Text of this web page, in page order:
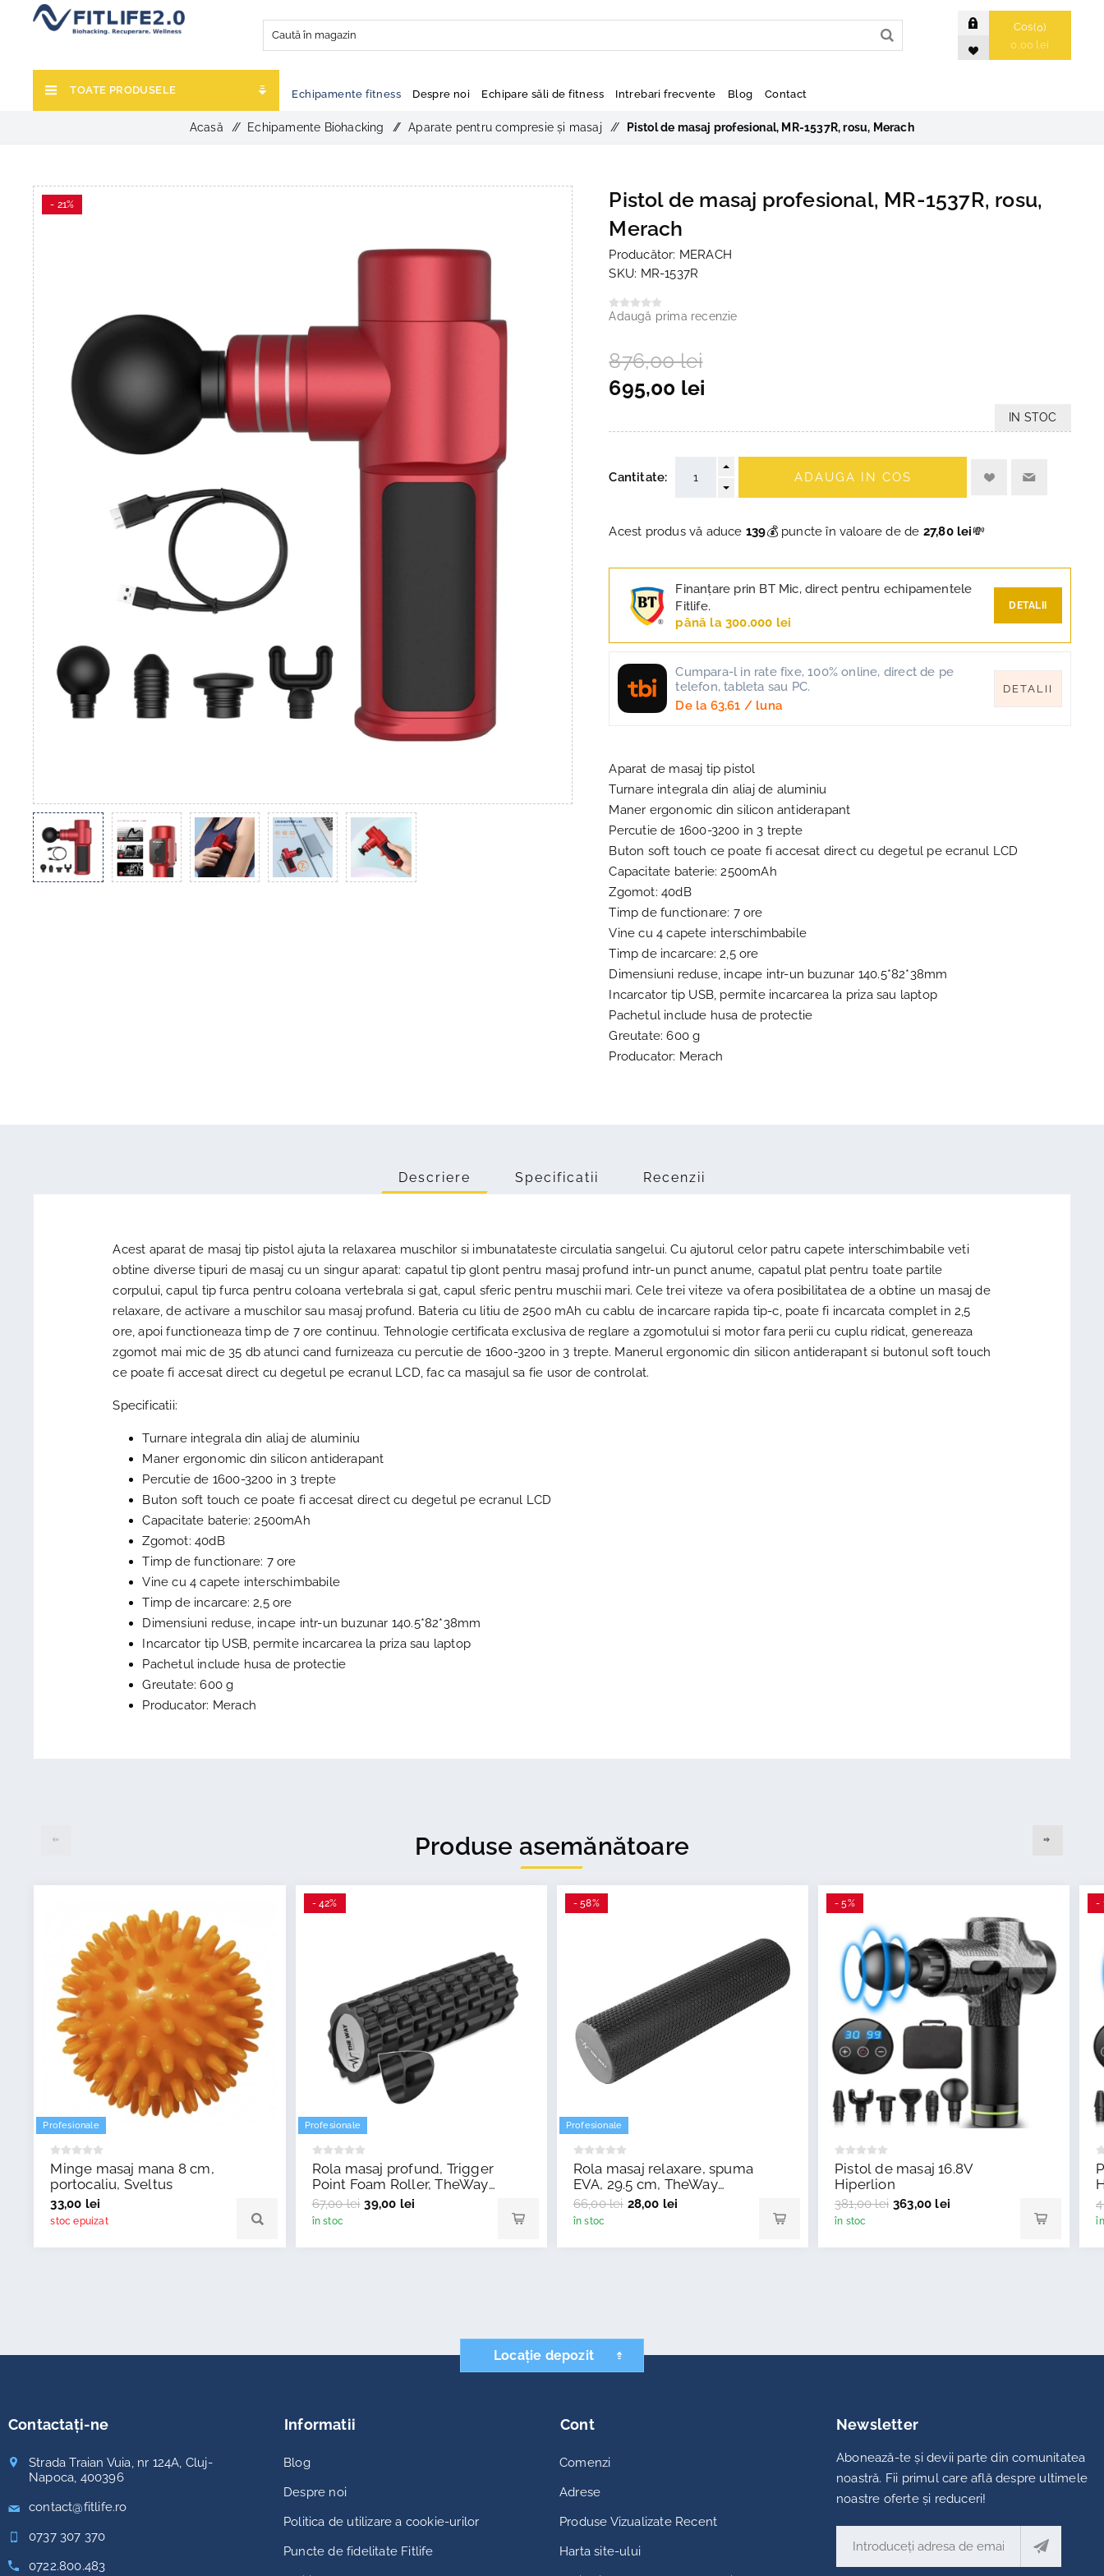
Cos 0
0,00 lei
TOATE PRODUSELE Echipamente fitness Despre noi Echipare săli de fitness Intrebari frecvente Blog Contact
Acasă / Echipamente Biohacking / Aparate pentru compresie și masaj / Pistol de masaj profesional, MR-1537R, rosu, Merach
- 21%
Pistol de masaj profesional, MR-1537R, rosu,
Merach
Producător: MERACH
SKU: MR-1537R
Adaugă prima recenzie
876,00 lei
695,00 lei
IN STOC
Cantitate: ADAUGA IN COS
Acest produs vă aduce 139💰 puncte în valoare de de 27,80 lei💸
Finanțare prin BT Mic, direct pentru echipamentele
Fitlife.
până la 300.000 lei
DETALII
Cumpara-l in rate fixe, 100% online, direct de pe
telefon, tableta sau PC.
De la 63,61 / luna
DETALII
Aparat de masaj tip pistol
Turnare integrala din aliaj de aluminiu
Maner ergonomic din silicon antiderapant
Percutie de 1600-3200 in 3 trepte
Buton soft touch ce poate fi accesat direct cu degetul pe ecranul LCD
Capacitate baterie: 2500mAh
Zgomot: 40dB
Timp de functionare: 7 ore
Vine cu 4 capete interschimbabile
Timp de incarcare: 2,5 ore
Dimensiuni reduse, incape intr-un buzunar 140.5*82*38mm
Incarcator tip USB, permite incarcarea la priza sau laptop
Pachetul include husa de protectie
Greutate: 600 g
Producator: Merach
Descriere Specificatii Recenzii
Acest aparat de masaj tip pistol ajuta la relaxarea muschilor si imbunatateste circulatia sangelui. Cu ajutorul celor patru capete interschimbabile veti
obtine diverse tipuri de masaj cu un singur aparat: capatul tip glont pentru masaj profund intr-un punct anume, capatul plat pentru toate partile
corpului, capul tip furca pentru coloana vertebrala si gat, capul sferic pentru muschii mari. Cele trei viteze va ofera posibilitatea de a obtine un masaj de
relaxare, de activare a muschilor sau masaj profund. Bateria cu litiu de 2500 mAh cu cablu de incarcare rapida tip-c, poate fi incarcata complet in 2,5
ore, apoi functioneaza timp de 7 ore continuu. Tehnologie certificata exclusiva de reglare a zgomotului si motor fara perii cu cuplu ridicat, genereaza
zgomot mai mic de 35 db atunci cand furnizeaza cu percutie de 1600-3200 in 3 trepte. Manerul ergonomic din silicon antiderapant si butonul soft touch
ce poate fi accesat direct cu degetul pe ecranul LCD, fac ca masajul sa fie usor de controlat.
Specificatii:
Turnare integrala din aliaj de aluminiu
Maner ergonomic din silicon antiderapant
Percutie de 1600-3200 in 3 trepte
Buton soft touch ce poate fi accesat direct cu degetul pe ecranul LCD
Capacitate baterie: 2500mAh
Zgomot: 40dB
Timp de functionare: 7 ore
Vine cu 4 capete interschimbabile
Timp de incarcare: 2,5 ore
Dimensiuni reduse, incape intr-un buzunar 140.5*82*38mm
Incarcator tip USB, permite incarcarea la priza sau laptop
Pachetul include husa de protectie
Greutate: 600 g
Producator: Merach
Produse asemănătoare
Profesionale
Minge masaj mana 8 cm,
portocaliu, Sveltus
33,00 lei
stoc epuizat
- 42%
Profesionale
Rola masaj profund, Trigger
Point Foam Roller, TheWay
Fitness
67,00 lei 39,00 lei
în stoc
- 58%
Profesionale
Rola masaj relaxare, spuma
EVA, 29.5 cm, TheWay
Fitness
66,00 lei 28,00 lei
în stoc
- 5%
Pistol de masaj 16.8V
Hiperlion
381,00 lei 363,00 lei
în stoc
-
Locație depozit
Contactați-ne
Strada Traian Vuia, nr 124A, Cluj-
Napoca, 400396
contact@fitlife.ro
0737 307 370
0722.800.483
Informatii
Blog
Despre noi
Politica de utilizare a cookie-urilor
Puncte de fidelitate Fitlife
Cont
Comenzi
Adrese
Produse Vizualizate Recent
Harta site-ului
Newsletter
Abonează-te și devii parte din comunitatea
noastră. Fii primul care află despre ultimele
noastre oferte și reduceri!